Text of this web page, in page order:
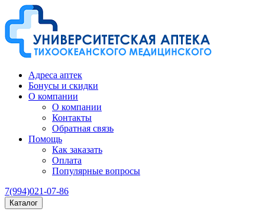
Адреса аптек
Бонусы и скидки
О компании
О компании
Контакты
Обратная связь
Помощь
Как заказать
Оплата
Популярные вопросы
7(994)021-07-86
Каталог